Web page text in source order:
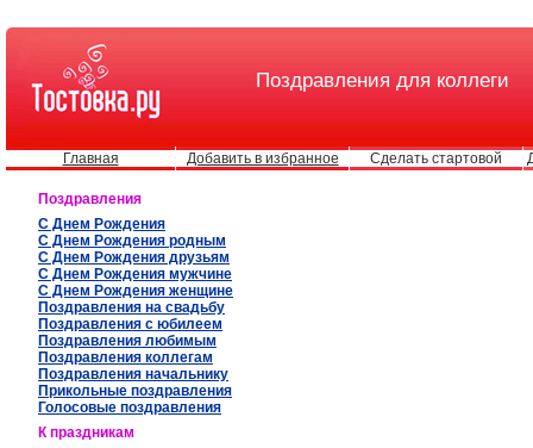
Поздравления для коллеги
Главная Добавить в избранное Сделать стартовой
Поздравления
С Днем Рождения
С Днем Рождения родным
С Днем Рождения друзьям
С Днем Рождения мужчине
С Днем Рождения женщине
Поздравления на свадьбу
Поздравления с юбилеем
Поздравления любимым
Поздравления коллегам
Поздравления начальнику
Прикольные поздравления
Голосовые поздравления
К праздникам